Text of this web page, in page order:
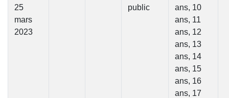
25
mars
2023
public
ans, 10
ans, 11
ans, 12
ans, 13
ans, 14
ans, 15
ans, 16
ans, 17